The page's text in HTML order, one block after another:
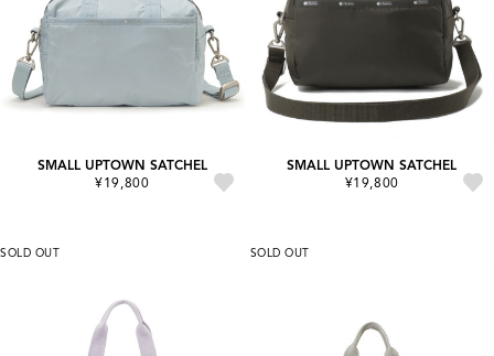
SMALL UPTOWN SATCHEL
¥19,800
SMALL UPTOWN SATCHEL
¥19,800
SOLD OUT SOLD OUT